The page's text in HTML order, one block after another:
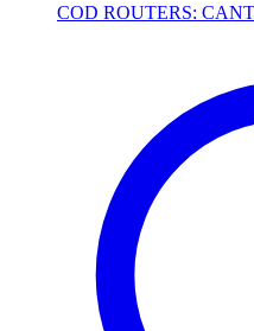
COD ROUTERS: